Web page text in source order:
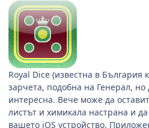
Royal Dice (известна в България
зарчета, подобна на Генерал,
интересна. Вече може да
листът и химикала настрана и
вашето iOS устройство.